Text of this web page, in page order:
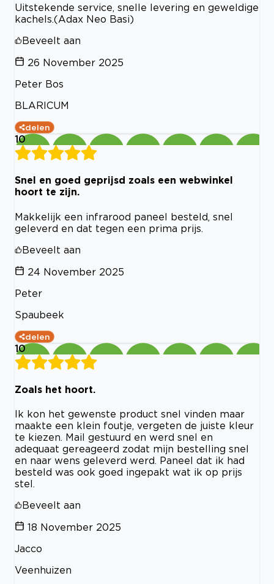
Uitstekende service, snelle levering en geweldige
kachels.(Adax Neo Basi)
Beveelt aan
26 November 2025
Peter Bos
BLARICUM
delen
10
Snel en goed geprijsd zoals een webwinkel
hoort te zijn.
Makkelijk een infrarood paneel besteld, snel
geleverd en dat tegen een prima prijs.
Beveelt aan
24 November 2025
Peter
Spaubeek
delen
10
Zoals het hoort.
Ik kon het gewenste product snel vinden maar
maakte een klein foutje, vergeten de juiste kleur
te kiezen. Mail gestuurd en werd snel en
adequaat gereageerd zodat mijn bestelling snel
en naar wens geleverd werd. Paneel dat ik had
besteld was ook goed ingepakt wat ik op prijs
stel.
Beveelt aan
18 November 2025
Jacco
Veenhuizen